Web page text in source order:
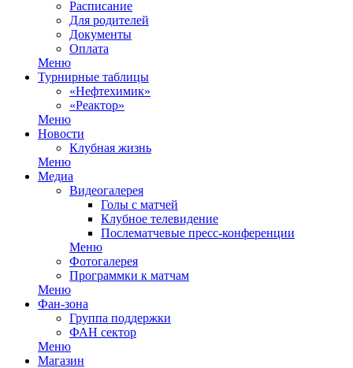
Расписание
Для родителей
Документы
Оплата
Меню
Турнирные таблицы
«Нефтехимик»
«Реактор»
Меню
Новости
Клубная жизнь
Меню
Медиа
Видеогалерея
Голы с матчей
Клубное телевидение
Послематчевые пресс-конференции
Меню
Фотогалерея
Программки к матчам
Меню
Фан-зона
Группа поддержки
ФАН сектор
Меню
Магазин